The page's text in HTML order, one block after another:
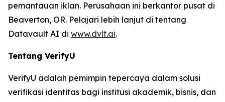
pemantauan iklan. Perusahaan ini berkantor pusat di
Beaverton, OR. Pelajari lebih lanjut di tentang
Datavault AI di www.dvlt.ai.
Tentang VerifyU
VerifyU adalah pemimpin tepercaya dalam solusi
verifikasi identitas bagi institusi akademik, bisnis, dan